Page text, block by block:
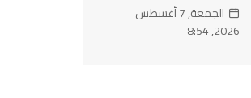
الجمعة, 7 أغسطس
2026, 8:54